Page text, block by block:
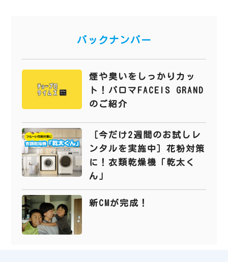
バックナンバー
煙や臭いをしっかりカッ
ト！パロマFACEIS GRAND
のご紹介
［今だけ2週間のお試しレ
ンタルを実施中］花粉対策
に！衣類乾燥機「乾太く
ん」
新CMが完成！